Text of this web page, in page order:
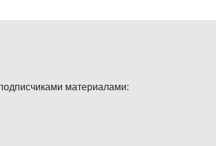
материалами: